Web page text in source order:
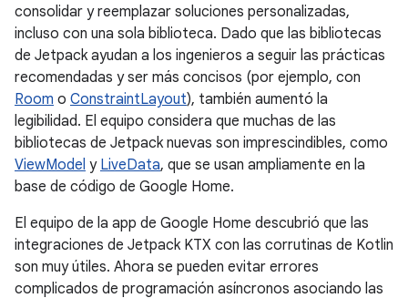
consolidar y reemplazar soluciones personalizadas,
incluso con una sola biblioteca. Dado que las bibliotecas
de Jetpack ayudan a los ingenieros a seguir las prácticas
recomendadas y ser más concisos (por ejemplo, con
Room o ConstraintLayout), también aumentó la
legibilidad. El equipo considera que muchas de las
bibliotecas de Jetpack nuevas son imprescindibles, como
ViewModel y LiveData, que se usan ampliamente en la
base de código de Google Home.
El equipo de la app de Google Home descubrió que las
integraciones de Jetpack KTX con las corrutinas de Kotlin
son muy útiles. Ahora se pueden evitar errores
complicados de programación asíncronos asociando las